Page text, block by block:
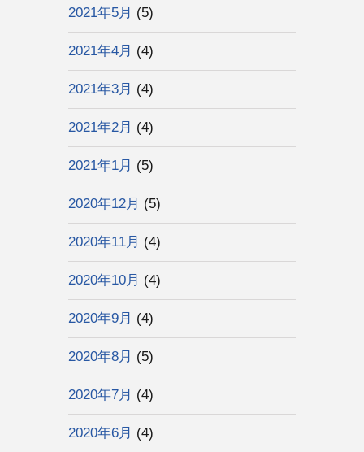
2021年5月 (5)
2021年4月 (4)
2021年3月 (4)
2021年2月 (4)
2021年1月 (5)
2020年12月 (5)
2020年11月 (4)
2020年10月 (4)
2020年9月 (4)
2020年8月 (5)
2020年7月 (4)
2020年6月 (4)